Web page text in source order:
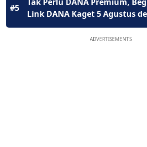
#5
Link DANA Kaget 5 Agustus
ADVERTISEMENTS